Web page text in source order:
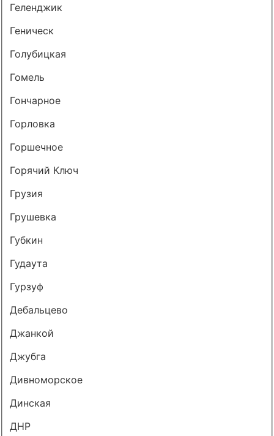
Геленджик
Геническ
Голубицкая
Гомель
Гончарное
Горловка
Горшечное
Горячий Ключ
Грузия
Грушевка
Губкин
Гудаута
Гурзуф
Дебальцево
Джанкой
Джубга
Дивноморское
Динская
ДНР